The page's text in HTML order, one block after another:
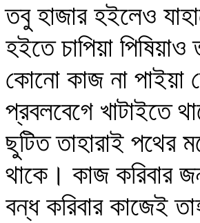
তবু হাজার হইলেও
হইতে চাপিয়া
কোনো কাজ না পাইয়া
প্রবলবেগে খাটাইতে
ছুটিত তাহারাই পথের
থাকে। কাজ করিবার
বন্ধ করিবার কাজেই